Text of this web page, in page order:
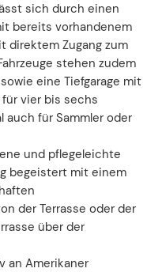
sich durch einen
bereits vorhandenem
direktem Zugang zum
stehen zudem
eine Tiefgarage mit
vier bis sechs
auch für Sammler oder
und pflegeleichte
begeistert mit einem
der Terrasse oder der
über der
an Amerikaner